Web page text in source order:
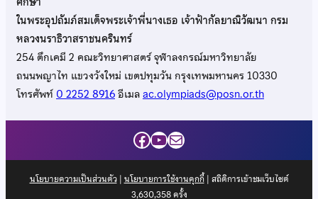
ในพระอุปถัมภ์สมเด็จพระเจ้าพี่นางเธอ เจ้าฟ้ากัลยาณิวัฒนา กรม
หลวงนราธิวาสราชนครินทร์
254 ตึกเคมี 2 คณะวิทยาศาสตร์ จุฬาลงกรณ์มหาวิทยาลัย
ถนนพญาไท แขวงวังใหม่ เขตปทุมวัน กรุงเทพมหานคร 10330
โทรศัพท์0 2252 8916อีเมลac.olympiads@posn.or.th
Facebook
YouTube
Mail
นโยบายความเป็นส่วนตัว| นโยบายการใช้งานคุกกี้| สถิติการเข้าชมเว็บไซต์
3,630,358ครั้ง